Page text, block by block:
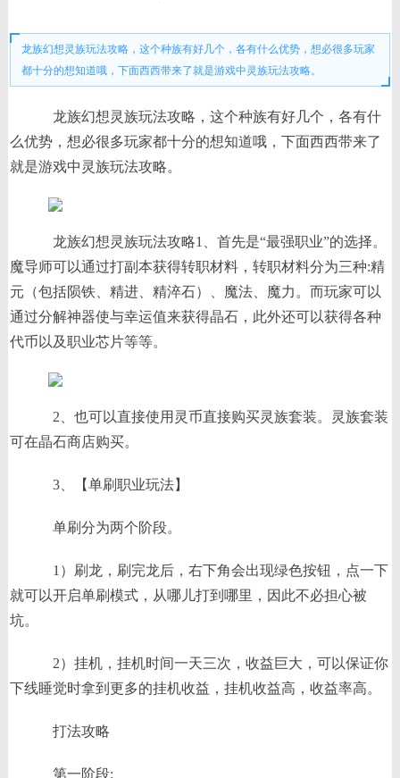
龙族幻想灵族玩法攻略，这个种族有好几个，各有什么优势，想必很多玩家
都十分的想知道哦，下面西西带来了就是游戏中灵族玩法攻略。
龙族幻想灵族玩法攻略，这个种族有好几个，各有什
么优势，想必很多玩家都十分的想知道哦，下面西西带来了
就是游戏中灵族玩法攻略。
龙族幻想灵族玩法攻略1、首先是“最强职业”的选择。
魔导师可以通过打副本获得转职材料，转职材料分为三种:精
元（包括陨铁、精进、精淬石）、魔法、魔力。而玩家可以
通过分解神器使与幸运值来获得晶石，此外还可以获得各种
代币以及职业芯片等等。
2、也可以直接使用灵币直接购买灵族套装。灵族套装
可在晶石商店购买。
3、【单刷职业玩法】
单刷分为两个阶段。
1）刷龙，刷完龙后，右下角会出现绿色按钮，点一下
就可以开启单刷模式，从哪儿打到哪里，因此不必担心被
坑。
2）挂机，挂机时间一天三次，收益巨大，可以保证你
下线睡觉时拿到更多的挂机收益，挂机收益高，收益率高。
打法攻略
第一阶段: